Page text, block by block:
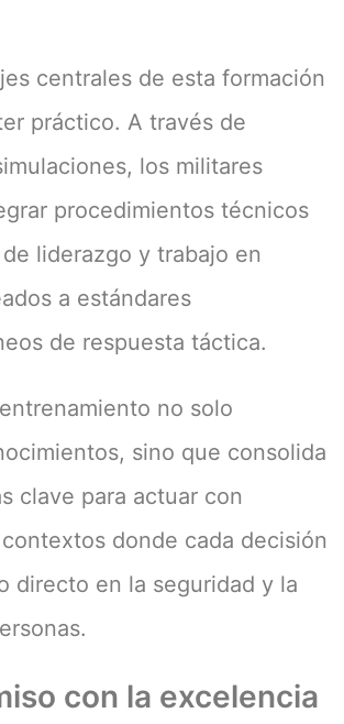
centrales de esta formación
práctico. A través de
los militares
procedimientos técnicos
liderazgo y trabajo en
a estándares
de respuesta táctica.
no solo
sino que consolida
clave para actuar con
donde cada decisión
directo en la seguridad y la
con la excelencia